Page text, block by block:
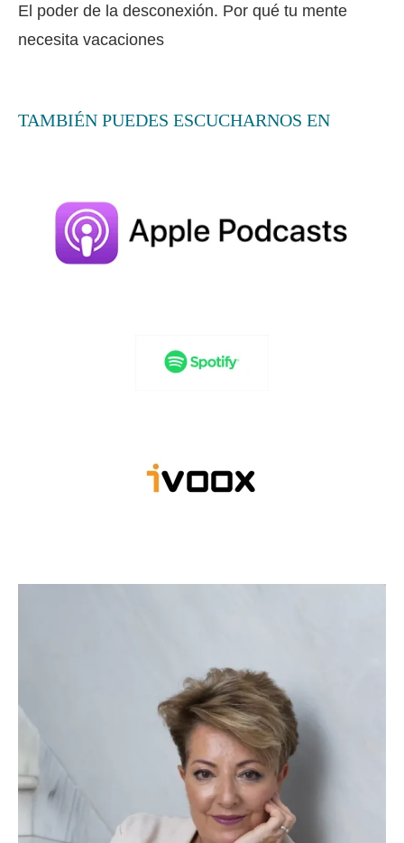
El poder de la desconexión. Por qué tu mente
necesita vacaciones
TAMBIÉN PUEDES ESCUCHARNOS EN